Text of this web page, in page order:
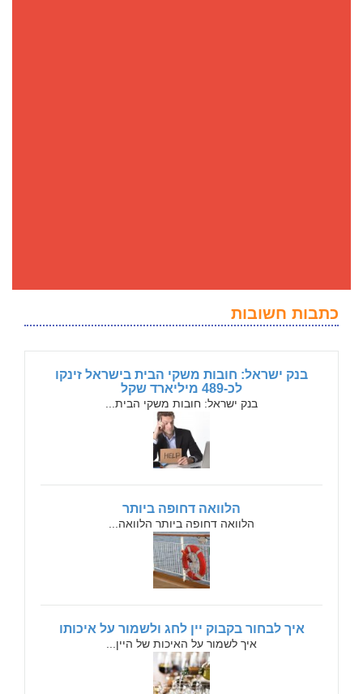
כתבות חשובות
בנק ישראל: חובות משקי הבית בישראל זינקו
לכ-489 מיליארד שקל
בנק ישראל: חובות משקי הבית...
הלוואה דחופה ביותר
הלוואה דחופה ביותר הלוואה...
איך לבחור בקבוק יין לחג ולשמור על איכותו
איך לשמור על האיכות של היין...